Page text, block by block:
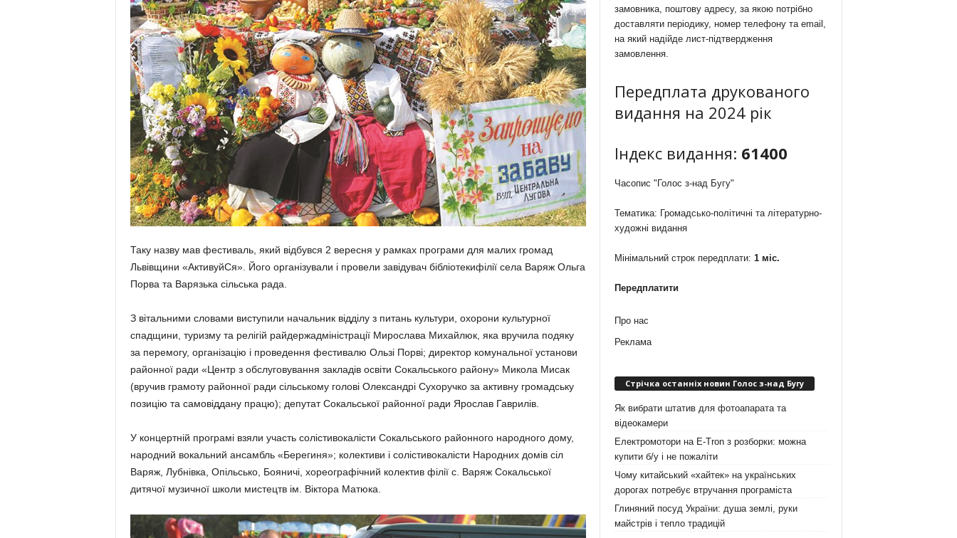
Таку назву мав фестиваль, який відбувся 2 вересня у рамках програми для малих громад
Львівщини «АктивуйСя». Його організували і провели завідувач бібліотекифілії села Варяж Ольга
Порва та Варязька сільська рада.
З вітальними словами виступили начальник відділу з питань культури, охорони культурної
спадщини, туризму та релігій райдержадміністрації Мирослава Михайлюк, яка вручила подяку
за перемогу, організацію і проведення фестивалю Ользі Порві; директор комунальної установи
районної ради «Центр з обслуговування закладів освіти Сокальського району» Микола Мисак
(вручив грамоту районної ради сільському голові Олександрі Сухоручко за активну громадську
позицію та самовіддану працю); депутат Сокальської районної ради Ярослав Гаврилів.
У концертній програмі взяли участь солістивокалісти Сокальського районного народного дому,
народний вокальний ансамбль «Берегиня»; колективи і солістивокалісти Народних домів сіл
Варяж, Лубнівка, Опільсько, Бояничі, хореографічний колектив філії с. Варяж Сокальської
дитячої музичної школи мистецтв ім. Віктора Матюка.
замовника, поштову адресу, за якою потрібно
доставляти періодику, номер телефону та email,
на який надійде лист-підтвердження
замовлення.
Передплата друкованого
видання на 2024 рік
Індекс видання: 61400
Часопис "Голос з-над Бугу"
Тематика: Громадсько-політичні та літературно-
художні видання
Мінімальний строк передплати: 1 міс.
Передплатити
Про нас
Реклама
Стрічка останніх новин Голос з-над Бугу
Як вибрати штатив для фотоапарата та
відеокамери
Електромотори на E-Tron з розборки: можна
купити б/у і не пожаліти
Чому китайський «хайтек» на українських
дорогах потребує втручання програміста
Глиняний посуд України: душа землі, руки
майстрів і тепло традицій